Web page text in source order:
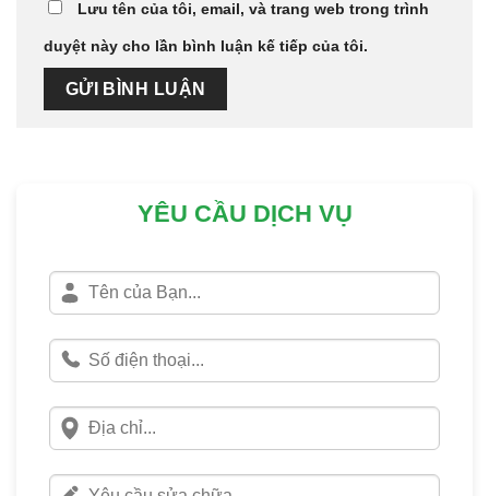
Lưu tên của tôi, email, và trang web trong trình
duyệt này cho lần bình luận kế tiếp của tôi.
YÊU CẦU DỊCH VỤ